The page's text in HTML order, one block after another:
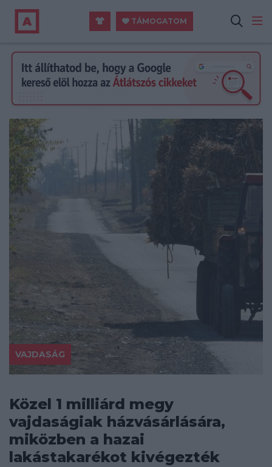
TÁMOGATOM
VAJDASÁG
Közel 1 milliárd megy
vajdaságiak házvásárlására,
miközben a hazai
lakástakarékot kivégezték